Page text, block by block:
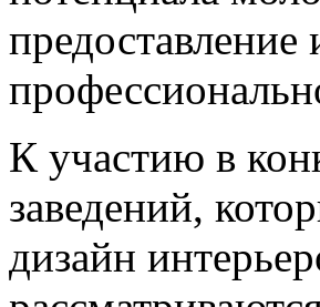
К участию в
заведений,
дизайн